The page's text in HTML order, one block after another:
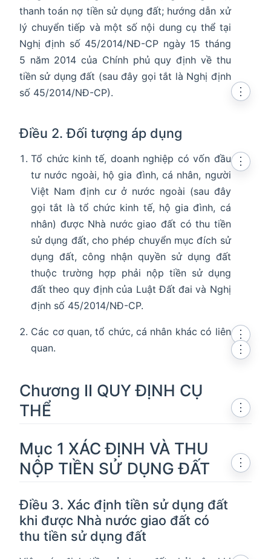
thanh toán nợ tiền sử dụng đất; hướng dẫn xử
lý chuyển tiếp và một số nội dung cụ thể tại
Nghị định số 45/2014/NĐ-CP ngày 15 tháng
5 năm 2014 của Chính phủ quy định về thu
tiền sử dụng đất (sau đây gọi tắt là Nghị định
số 45/2014/NĐ-CP).
Điều 2. Đối tượng áp dụng
⋮
Tổ chức kinh tế, doanh nghiệp có vốn đầu
tư nước ngoài, hộ gia đình, cá nhân, người
Việt Nam định cư ở nước ngoài (sau đây
gọi tắt là tổ chức kinh tế, hộ gia đình, cá
nhân) được Nhà nước giao đất có thu tiền
sử dụng đất, cho phép chuyển mục đích sử
dụng đất, công nhận quyền sử dụng đất
thuộc trường hợp phải nộp tiền sử dụng
đất theo quy định của Luật Đất đai và Nghị
định số 45/2014/NĐ-CP.
⋮
Các cơ quan, tổ chức, cá nhân khác có liên
quan.
⋮
Chương II QUY ĐỊNH CỤ
THỂ
⋮
Mục 1 XÁC ĐỊNH VÀ THU
NỘP TIỀN SỬ DỤNG ĐẤT
⋮
Điều 3. Xác định tiền sử dụng đất
khi được Nhà nước giao đất có
thu tiền sử dụng đất
⋮